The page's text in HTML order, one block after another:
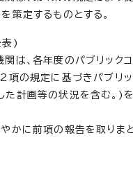
策定するものとする。
表)
は、各年度のパブリック
の規定に基づきパブリッ
た計画等の状況を含む。)
かに前項の報告を取りま